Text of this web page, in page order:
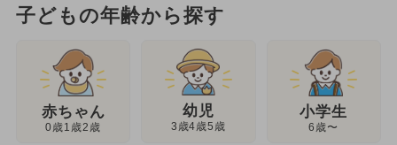
子どもの年齢から探す
赤ちゃん
0歳1歳2歳
幼児
3歳4歳5歳
小学生
6歳〜